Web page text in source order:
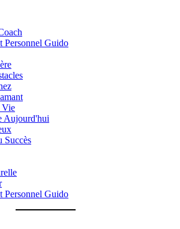
Personnel Guido
Vie
Aujourd'hui
Succès
Personnel Guido